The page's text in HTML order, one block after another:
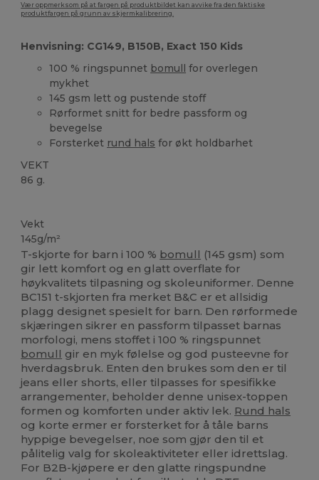
Vær oppmerksom på at fargen på produktbildet kan avvike fra den faktiske
produktfargen på grunn av skjermkalibrering.
Henvisning: CG149, B150B, Exact 150 Kids
100 % ringspunnet bomull for overlegen
mykhet
145 gsm lett og pustende stoff
Rørformet snitt for bedre passform og
bevegelse
Forsterket rund hals for økt holdbarhet
VEKT
86 g.
Vekt
145g/m²
T-skjorte for barn i 100 % bomull (145 gsm) som
gir lett komfort og en glatt overflate for
høykvalitets tilpasning og skoleuniformer. Denne
BC151 t-skjorten fra merket B&C er et allsidig
plagg designet spesielt for barn. Den rørformede
skjæringen sikrer en passform tilpasset barnas
morfologi, mens stoffet i 100 % ringspunnet
bomull gir en myk følelse og god pusteevne for
hverdagsbruk. Enten den brukes som den er til
jeans eller shorts, eller tilpasses for spesifikke
arrangementer, beholder denne unisex-toppen
formen og komforten under aktiv lek. Rund hals
og korte ermer er forsterket for å tåle barns
hyppige bevegelser, noe som gjør den til et
pålitelig valg for skoleaktiviteter eller idrettslag.
For B2B-kjøpere er den glatte ringspundne